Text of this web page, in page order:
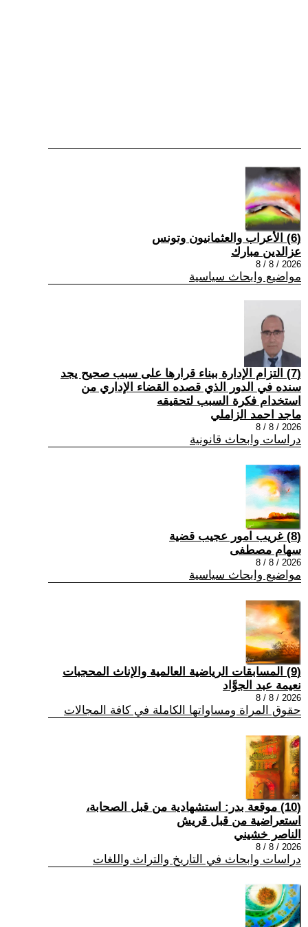
(6) الأعراب والعثمانيون وتونس
عزالدين مبارك
2026 / 8 / 8
مواضيع وابحاث سياسية
(7) التزام الإدارة ببناء قرارها على سبب صحیح یجد
سنده في الدور الذي قصده القضاء الإداري من
استخدام فكرة السبب لتحقیقه
ماجد احمد الزاملي
2026 / 8 / 8
دراسات وابحاث قانونية
(8) غريب امور عجيب قضية
سهام مصطفى
2026 / 8 / 8
مواضيع وابحاث سياسية
(9) المسابقات الرياضية العالمية والإناث المحجبات
نعيمة عبد الجوَّاد
2026 / 8 / 8
حقوق المراة ومساواتها الكاملة في كافة المجالات
(10) موقعة بدر: استشهادية من قبل الصحابة،
استعراضية من قبل قريش
الناصر خشيني
2026 / 8 / 8
دراسات وابحاث في التاريخ والتراث واللغات